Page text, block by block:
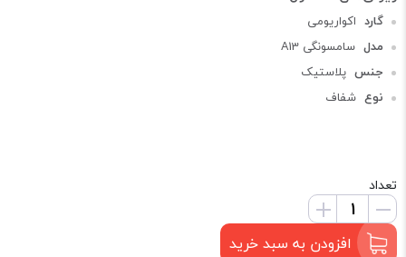
گارد اکواریومی
مدل سامسونگی A13
جنس پلاستیک
نوع شفاف
تعداد
افزودن به سبد خرید